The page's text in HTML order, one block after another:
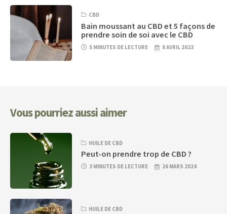
CBD
Bain moussant au CBD et 5 façons de
prendre soin de soi avec le CBD
5 MINUTES DE LECTURE 8 AVRIL 2023
Vous pourriez aussi aimer
HUILE DE CBD
Peut-on prendre trop de CBD ?
3 MINUTES DE LECTURE 26 MARS 2024
HUILE DE CBD